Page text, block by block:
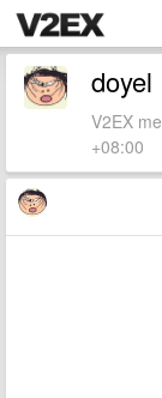
doyel
V2EX
+08:00